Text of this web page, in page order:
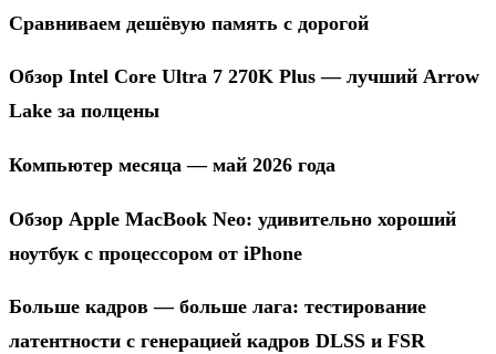
Сравниваем дешёвую память с дорогой
Обзор Intel Core Ultra 7 270K Plus — лучший Arrow
Lake за полцены
Компьютер месяца — май 2026 года
Обзор Apple MacBook Neo: удивительно хороший
ноутбук с процессором от iPhone
Больше кадров — больше лага: тестирование
латентности с генерацией кадров DLSS и FSR